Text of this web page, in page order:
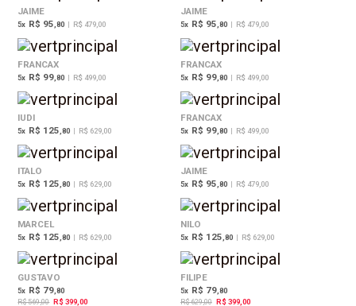
JAIME
5x R$ 95 ,80 | R$ 479,00
JAIME
5x R$ 95 ,80 | R$ 479,00
FRANCAX
5x R$ 99 ,80 | R$ 499,00
FRANCAX
5x R$ 99,80 | R$ 499,00
IUDI
5x R$ 125 ,80 | R$ 629,00
FRANCAX
5x R$ 99,80 | R$ 499,00
ITALO
5x R$ 125 ,80 | R$ 629,00
JAIME
5x R$ 95 ,80 | R$ 479,00
MARCEL
5x R$ 125 ,80 | R$ 629,00
NILO
5x R$ 125 ,80 | R$ 629,00
GUSTAVO
5x R$ 79 ,80
R$ 569,00 R$ 399,00
FILIPE
5x R$ 79,80
R$ 629,00 R$ 399,00